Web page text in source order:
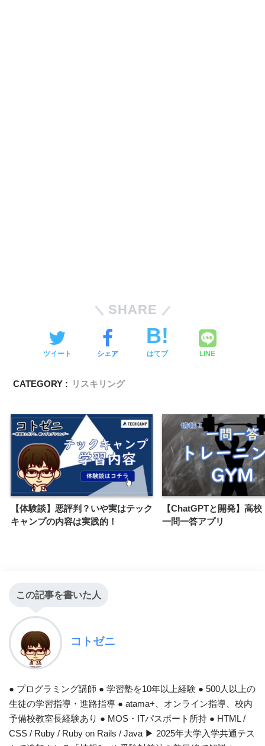
SHARE
ツイート シェア はてブ LINE
CATEGORY : リスキリング
【体験談】悪評判？いや実はテック
キャンプの内容は実践的！
【ChatGPTと開発】高
一問一答アプリ
この記事を書いた人
コトゼニ
● プログラミング講師 ● 学習塾を10年以上経験 ● 500人以上の
生徒の学習指導・進路指導 ● atama+、オンライン指導、校内
予備校教室長経験あり ● MOS・ITパスポート所持 ● HTML /
CSS / Ruby / Ruby on Rails / Java ▶︎ 2025年大学入学共通テス